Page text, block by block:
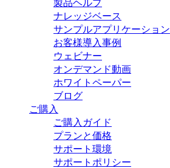
製品ヘルプ
ナレッジベース
サンプルアプリケーション
お客様導入事例
ウェビナー
オンデマンド動画
ホワイトペーパー
ブログ
ご購入
ご購入ガイド
プランと価格
サポート環境
サポートポリシー